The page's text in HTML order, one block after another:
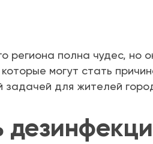
полна чудес, но
могут стать
для жителей